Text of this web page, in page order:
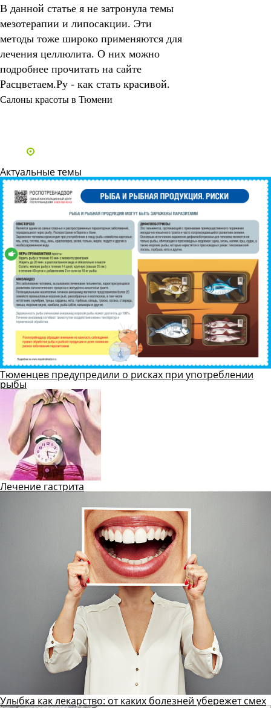
В данной статье я не затронула темы
мезотерапии и липосакции. Эти
методы тоже широко применяются для
лечения целлюлита. О них можно
подробнее прочитать на сайте
Расцветаем.Ру - как стать красивой.
Салоны красоты в Тюмени
Актуальные темы
Тюменцев предупредили о рисках при употреблении
рыбы
Лечение гастрита
Улыбка как лекарство: от каких болезней убережет смех